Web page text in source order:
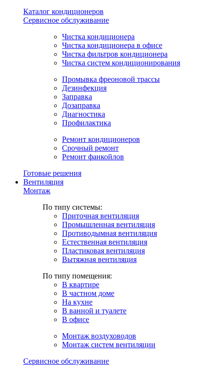
Каталог кондиционеров
Сервисное обслуживание
Чистка кондиционера
Чистка кондиционера в офисе
Чистка фильтров кондиционера
Чистка систем кондиционирования
Промывка фреоновой трассы
Дезинфекция
Заправка
Дозаправка
Диагностика
Профилактика
Ремонт кондиционеров
Срочный ремонт
Ремонт фанкойлов
Готовые решения
Вентиляция
Монтаж
По типу системы:
Приточная вентиляция
Промышленная вентиляция
Противодымная вентиляция
Естественная вентиляция
Пластиковая вентиляция
Вытяжная вентиляция
По типу помещения:
В квартире
В частном доме
На кухне
В ванной и туалете
В офисе
Монтаж воздуховодов
Монтаж систем вентиляции
Сервисное обслуживание